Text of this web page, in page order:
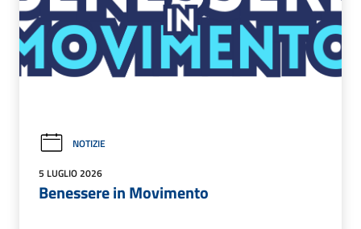
NOTIZIE
5 LUGLIO 2026
Benessere in Movimento